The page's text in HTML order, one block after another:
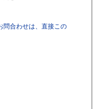
問合わせは、直接この